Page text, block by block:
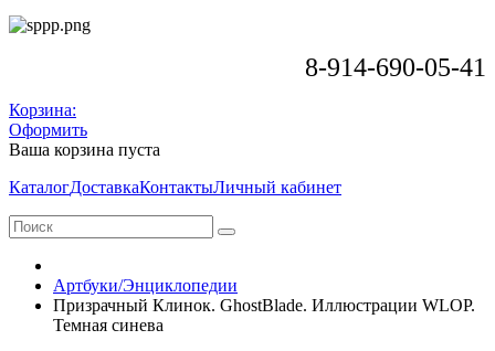
8-914-690-05-41
Корзина:
Оформить
Ваша корзина пуста
КаталогДоставкаКонтактыЛичный кабинет
Артбуки/Энциклопедии
Призрачный Клинок. GhostBlade. Иллюстрации WLOP.
Темная синева